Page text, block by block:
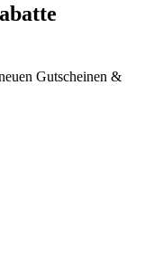
Gutscheinen &